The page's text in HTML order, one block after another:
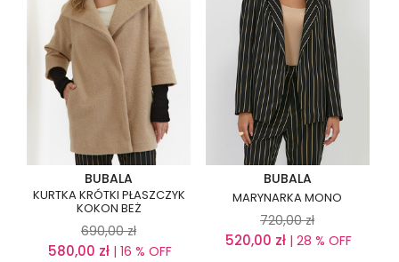
BUBALA
KURTKA KRÓTKI PŁASZCZYK
KOKON BEŻ
690,00 zł
580,00 zł | 16 % OFF
BUBALA
MARYNARKA MONO
720,00 zł
520,00 zł | 28 % OFF